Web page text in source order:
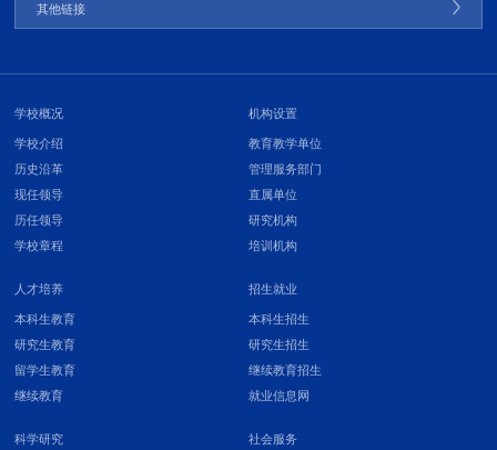
其他链接
学校概况
学校介绍
历史沿革
现任领导
历任领导
学校章程
机构设置
教育教学单位
管理服务部门
直属单位
研究机构
培训机构
人才培养
本科生教育
研究生教育
留学生教育
继续教育
招生就业
本科生招生
研究生招生
继续教育招生
就业信息网
科学研究 社会服务